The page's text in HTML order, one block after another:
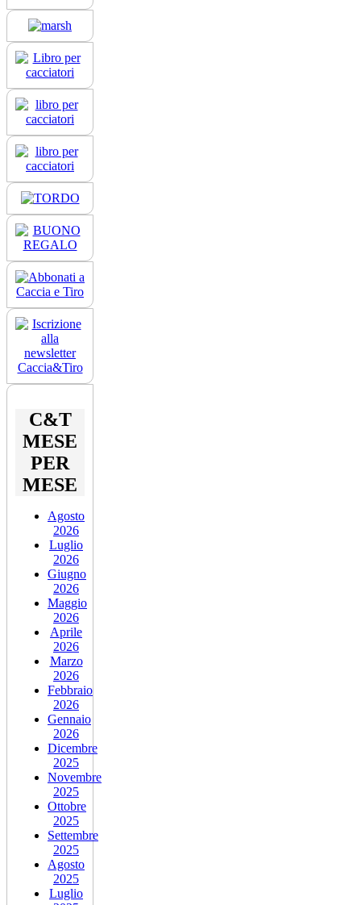
C&T
MESE
PER
MESE
Agosto
2026
Luglio
2026
Giugno
2026
Maggio
2026
Aprile
2026
Marzo
2026
Febbraio
2026
Gennaio
2026
Dicembre
2025
Novembre
2025
Ottobre
2025
Settembre
2025
Agosto
2025
Luglio